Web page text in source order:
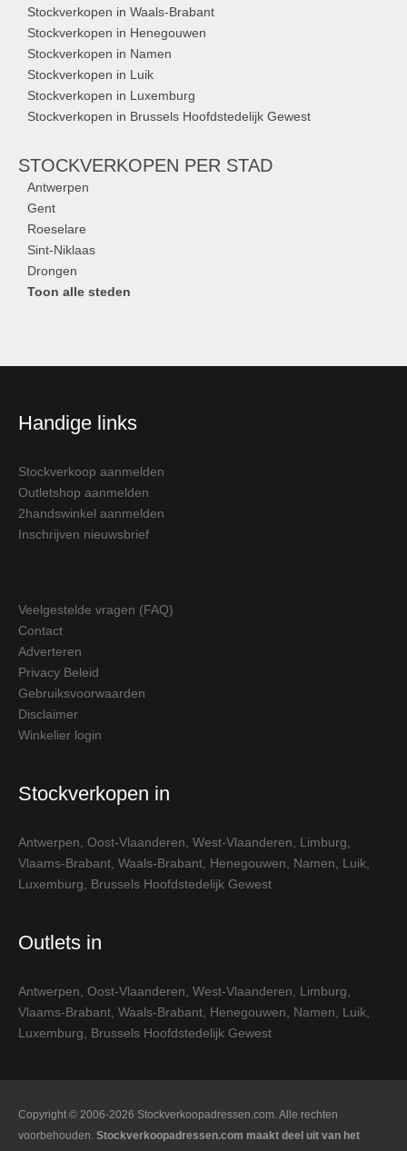
Stockverkopen in Waals-Brabant
Stockverkopen in Henegouwen
Stockverkopen in Namen
Stockverkopen in Luik
Stockverkopen in Luxemburg
Stockverkopen in Brussels Hoofdstedelijk Gewest
STOCKVERKOPEN PER STAD
Antwerpen
Gent
Roeselare
Sint-Niklaas
Drongen
Toon alle steden
Handige links
Stockverkoop aanmelden
Outletshop aanmelden
2handswinkel aanmelden
Inschrijven nieuwsbrief
Veelgestelde vragen (FAQ)
Contact
Adverteren
Privacy Beleid
Gebruiksvoorwaarden
Disclaimer
Winkelier login
Stockverkopen in
Antwerpen Oost-Vlaanderen West-Vlaanderen Limburg
Vlaams-Brabant Waals-Brabant Henegouwen Namen Luik
Luxemburg
Brussels Hoofdstedelijk Gewest
Outlets in
Antwerpen Oost-Vlaanderen West-Vlaanderen Limburg
Vlaams-Brabant Waals-Brabant Henegouwen Namen Luik
Luxemburg
Brussels Hoofdstedelijk Gewest
Copyright © 2006-2026 Stockverkoopadressen.com. Alle rechten
voorbehouden. Stockverkoopadressen.com maakt deel uit van het